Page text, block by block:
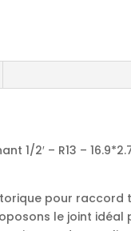
1/2′ – R13 –
pour raccord
le joint